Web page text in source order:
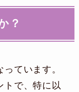
？
ています。
トで、特に以